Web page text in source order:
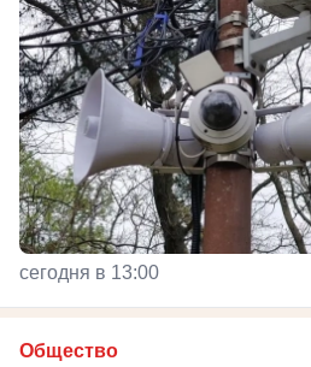
сегодня в 13:00
Общество